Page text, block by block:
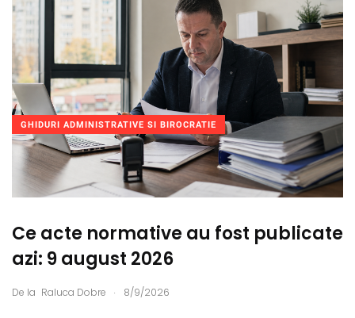
GHIDURI ADMINISTRATIVE SI BIROCRATIE
Ce acte normative au fost publicate
azi: 9 august 2026
De la Raluca Dobre . 8/9/2026